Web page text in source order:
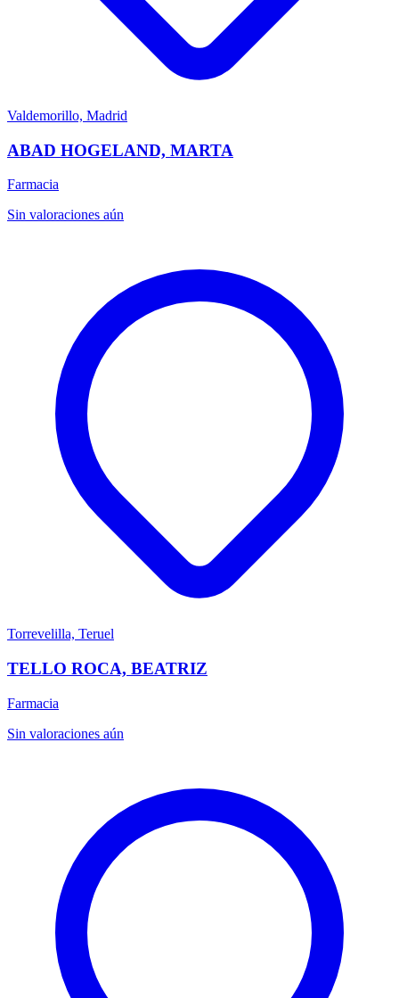
Valdemorillo, Madrid
ABAD HOGELAND, MARTA
Farmacia
Sin valoraciones aún
Torrevelilla, Teruel
TELLO ROCA, BEATRIZ
Farmacia
Sin valoraciones aún